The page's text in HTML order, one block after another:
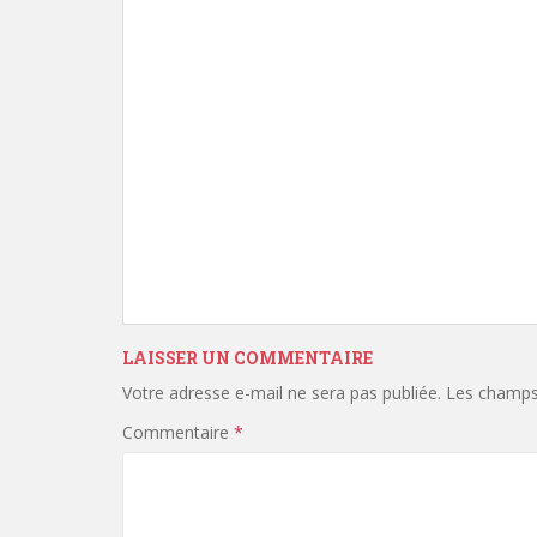
LAISSER UN COMMENTAIRE
Votre adresse e-mail ne sera pas publiée. Les
Commentaire *